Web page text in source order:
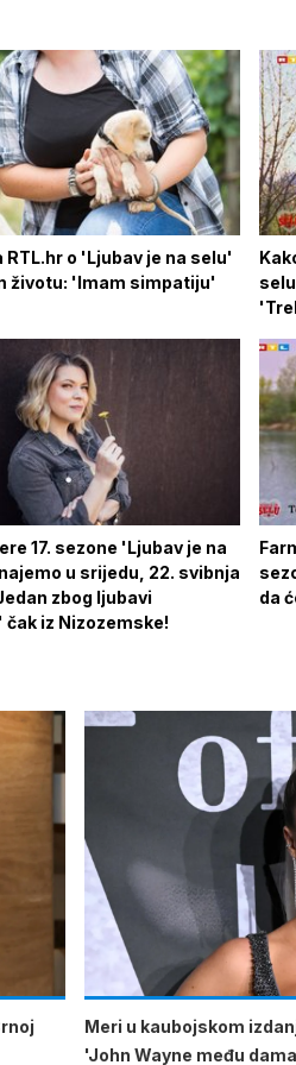
RTL.hr o 'Ljubav je na selu'
životu: 'Imam simpatiju'
17. sezone 'Ljubav je na
u srijedu, 22. svibnja
zbog ljubavi
iz Nizozemske!
da
Meri u kaubojskom
'John Wayne među